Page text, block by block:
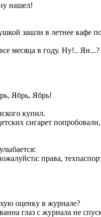
нашел!
зашли в летнее кафе
месяца в году. Ну!.. Ян...?
Ябрь, Ябрь!
купил.
сигарет
права,
оценку в журнале?
глаз с журнала не